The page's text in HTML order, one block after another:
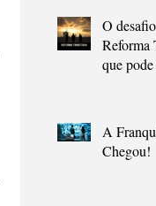
O
Reforma
que pode
A
Chegou!